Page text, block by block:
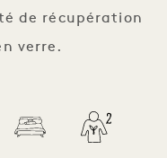
de récupération
verre.